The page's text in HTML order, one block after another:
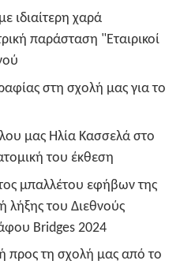
ιδιαίτερη χαρά
παράσταση "Εταιρικοί
στη σχολή μας για το
μας Ηλία Κασσελά στο
του έκθεση
μπαλλέτου εφήβων της
λήξης του Διεθνούς
Bridges 2024
προς τη σχολή μας από το